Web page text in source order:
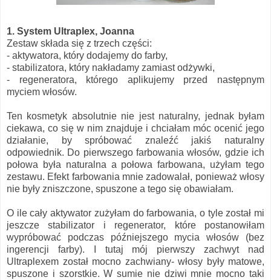
1. System Ultraplex, Joanna
Zestaw składa się z trzech części:
- aktywatora, który dodajemy do farby,
- stabilizatora, który nakładamy zamiast odżywki,
- regeneratora, którego aplikujemy przed następnym
myciem włosów.
Ten kosmetyk absolutnie nie jest naturalny, jednak byłam
ciekawa, co się w nim znajduje i chciałam móc ocenić jego
działanie, by spróbować znaleźć jakiś naturalny
odpowiednik. Do pierwszego farbowania włosów, gdzie ich
połowa była naturalna a połowa farbowana, użyłam tego
zestawu. Efekt farbowania mnie zadowalał, ponieważ włosy
nie były zniszczone, spuszone a tego się obawiałam.
O ile cały aktywator zużyłam do farbowania, o tyle został mi
jeszcze stabilizator i regenerator, które postanowiłam
wypróbować podczas późniejszego mycia włosów (bez
ingerencji farby). I tutaj mój pierwszy zachwyt nad
Ultraplexem został mocno zachwiany- włosy były matowe,
spuszone i szorstkie. W sumie nie dziwi mnie mocno taki